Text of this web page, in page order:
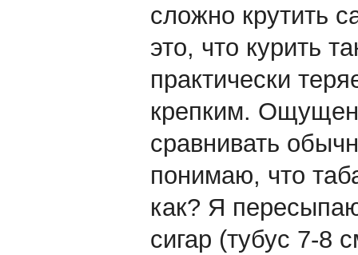
сложно крутить
это, что курить
практически
крепким.
сравнивать
понимаю, что
как? Я
сигар (тубус 7-8